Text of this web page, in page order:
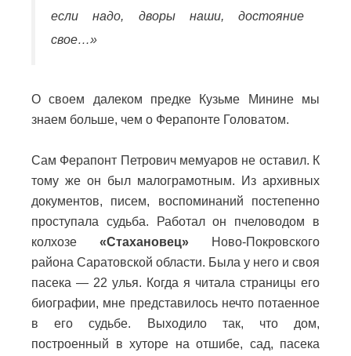
если надо, дворы наши, достояние
свое…»
О своем далеком предке Кузьме Минине мы
знаем больше, чем о Ферапонте Головатом.
Сам Ферапонт Петрович мемуаров не оставил. К
тому же он был малограмотным. Из архивных
документов, писем, воспоминаний постепенно
проступала судьба. Работал он пчеловодом в
колхозе «Стахановец» Ново-Покровского
района Саратовской области. Была у него и своя
пасека — 22 улья. Когда я читала страницы его
биографии, мне представилось нечто потаенное
в его судьбе. Выходило так, что дом,
построенный в хуторе на отшибе, сад, пасека